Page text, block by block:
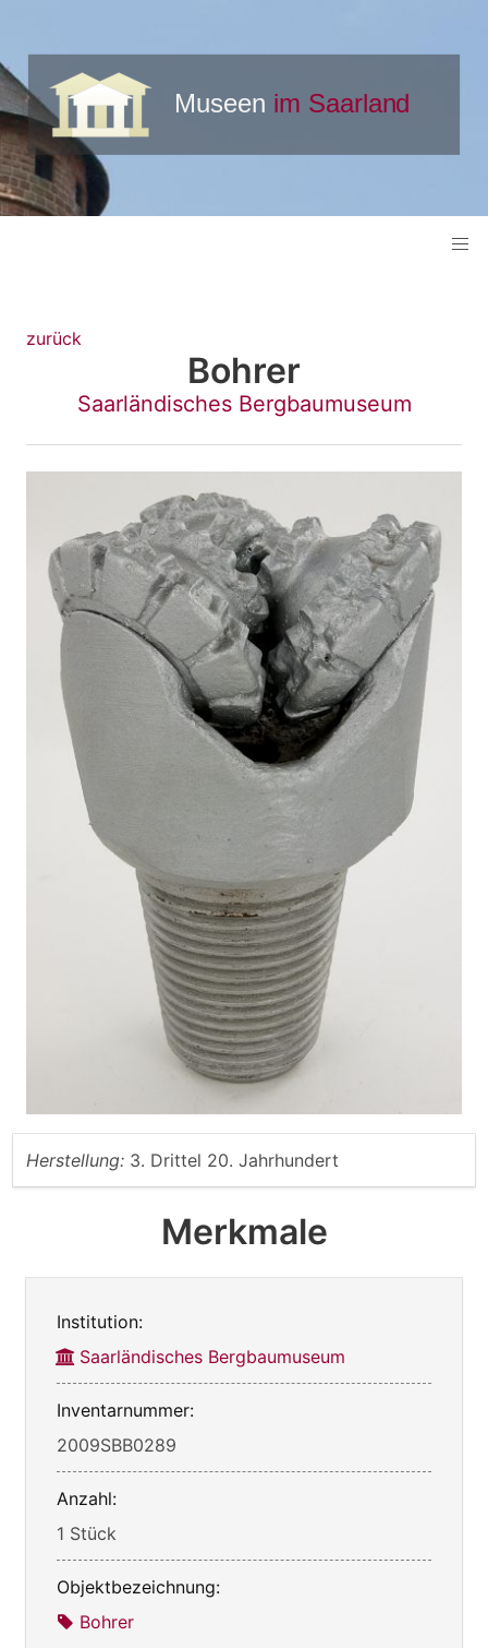
zurück
Bohrer
Saarländisches Bergbaumuseum
Herstellung: 3. Drittel 20. Jahrhundert
Merkmale
Institution:
Saarländisches Bergbaumuseum
Inventarnummer:
2009SBB0289
Anzahl:
1 Stück
Objektbezeichnung:
Bohrer